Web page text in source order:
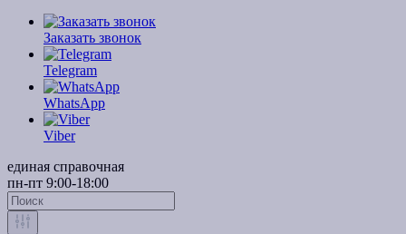
Заказать звонок
Telegram
WhatsApp
Viber
единая справочная
пн-пт 9:00-18:00